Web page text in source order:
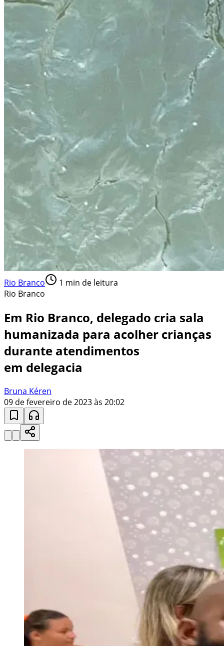
Rio Branco 1 min de leitura
Rio Branco
Em Rio Branco, delegado cria sala
humanizada para acolher crianças
durante atendimentos
em delegacia
Bruna Kéren
09 de fevereiro de 2023 às 20:02